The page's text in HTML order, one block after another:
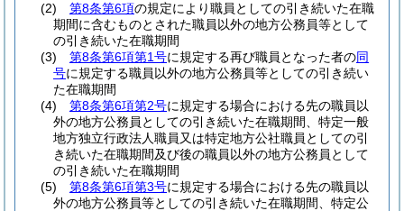
(2)
第8条第6項の規定により職員としての引き続いた在職
期間に含むものとされた職員以外の地方公務員等として
の引き続いた在職期間
(3)
第8条第6項第1号に規定する再び職員となった者の同
号に規定する職員以外の地方公務員等としての引き続い
た在職期間
(4)
第8条第6項第2号に規定する場合における先の職員以
外の地方公務員としての引き続いた在職期間、特定一般
地方独立行政法人職員又は特定地方公社職員としての引
き続いた在職期間及び後の職員以外の地方公務員として
の引き続いた在職期間
(5)
第8条第6項第3号に規定する場合における先の職員以
外の地方公務員等としての引き続いた在職期間、特定公